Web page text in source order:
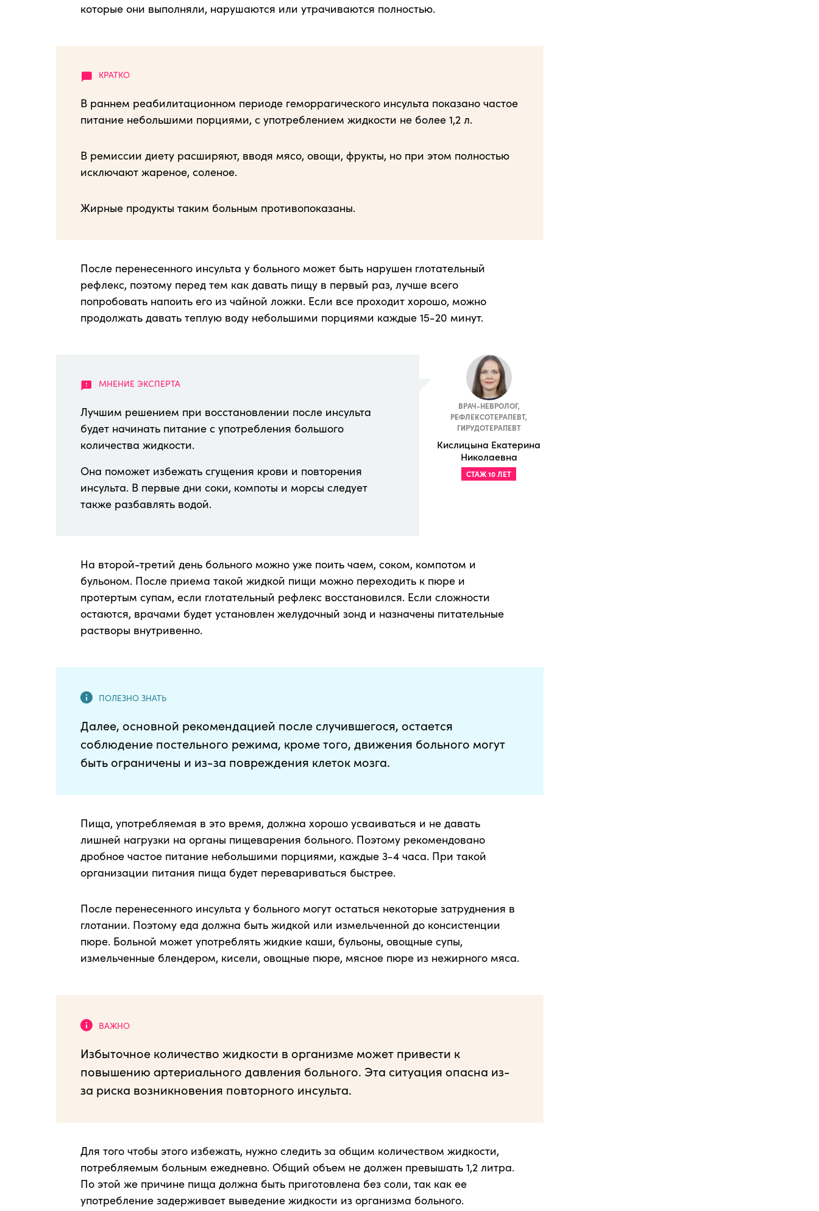
которые они выполняли, нарушаются или утрачиваются полностью.
В раннем реабилитационном периоде геморрагического инсульта показано частое
питание небольшими порциями, с употреблением жидкости не более 1,2 л.
В ремиссии диету расширяют, вводя мясо, овощи, фрукты, но при этом полностью
исключают жареное, соленое.
Жирные продукты таким больным противопоказаны.
После перенесенного инсульта у больного может быть нарушен глотательный
рефлекс, поэтому перед тем как давать пищу в первый раз, лучше всего
попробовать напоить его из чайной ложки. Если все проходит хорошо, можно
продолжать давать теплую воду небольшими порциями каждые 15-20 минут.
Лучшим решением при восстановлении после инсульта
будет начинать питание с употребления большого
количества жидкости.
Она поможет избежать сгущения крови и повторения
инсульта. В первые дни соки, компоты и морсы следует
также разбавлять водой.
ВРАЧ-НЕВРОЛОГ,
РЕФЛЕКСОТЕРАПЕВТ,
ГИРУДОТЕРАПЕВТ
Кислицына Екатерина
Николаевна
СТАЖ 10 ЛЕТ
На второй-третий день больного можно уже поить чаем, соком, компотом и
бульоном. После приема такой жидкой пищи можно переходить к пюре и
протертым супам, если глотательный рефлекс восстановился. Если сложности
остаются, врачами будет установлен желудочный зонд и назначены питательные
растворы внутривенно.
Далее, основной рекомендацией после случившегося, остается
соблюдение постельного режима, кроме того, движения больного могут
быть ограничены и из-за повреждения клеток мозга.
Пища, употребляемая в это время, должна хорошо усваиваться и не давать
лишней нагрузки на органы пищеварения больного. Поэтому рекомендовано
дробное частое питание небольшими порциями, каждые 3-4 часа. При такой
организации питания пища будет перевариваться быстрее.
После перенесенного инсульта у больного могут остаться некоторые затруднения в
глотании. Поэтому еда должна быть жидкой или измельченной до консистенции
пюре. Больной может употреблять жидкие каши, бульоны, овощные супы,
измельченные блендером, кисели, овощные пюре, мясное пюре из нежирного мяса.
Избыточное количество жидкости в организме может привести к
повышению артериального давления больного. Эта ситуация опасна из-
за риска возникновения повторного инсульта.
Для того чтобы этого избежать, нужно следить за общим количеством жидкости,
потребляемым больным ежедневно. Общий объем не должен превышать 1,2 литра.
По этой же причине пища должна быть приготовлена без соли, так как ее
употребление задерживает выведение жидкости из организма больного.